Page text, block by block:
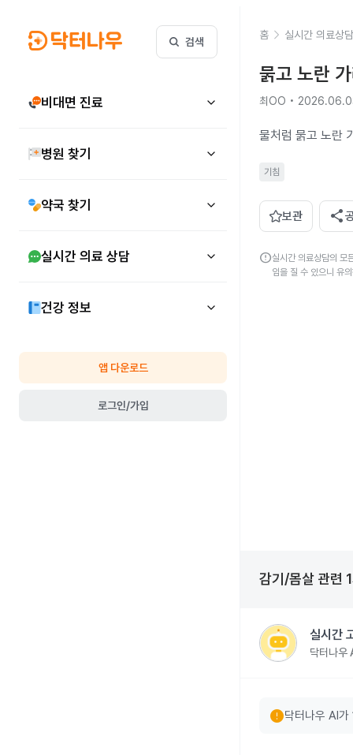
검색
비대면 진료
병원 찾기
약국 찾기
실시간 의료 상담
건강 정보
앱 다운로드
로그인/가입
홈 실시간 의료상담
묽고 노란
최OO •
물처럼 묽고 노란
기침
보관 share
error실시간 의료상담의 모
임을 질 수 있으니 유
감기/몸살 관련 1
실시간
닥터나우
error닥터나우 AI